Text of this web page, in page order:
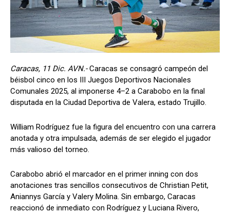
Caracas, 11 Dic. AVN.-Caracas se consagró campeón del
béisbol cinco en los III Juegos Deportivos Nacionales
Comunales 2025, al imponerse 4–2 a Carabobo en la final
disputada en la Ciudad Deportiva de Valera, estado Trujillo.
William Rodríguez fue la figura del encuentro con una carrera
anotada y otra impulsada, además de ser elegido el jugador
más valioso del torneo.
Carabobo abrió el marcador en el primer inning con dos
anotaciones tras sencillos consecutivos de Christian Petit,
Aniannys García y Valery Molina. Sin embargo, Caracas
reaccionó de inmediato con Rodríguez y Luciana Rivero,